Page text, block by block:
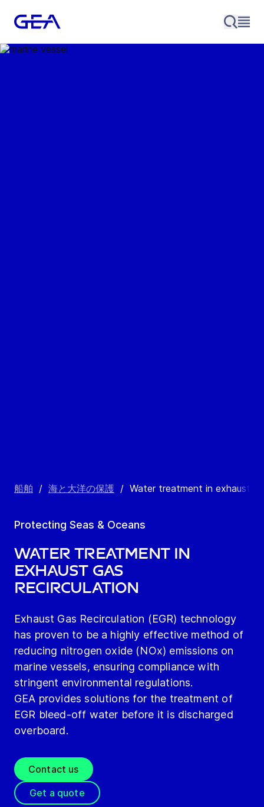
船舶 / 海と大洋の保護 / Water treatment in exhaust
Protecting Seas & Oceans
Water treatment in
exhaust gas
recirculation
Exhaust Gas Recirculation (EGR) technology
has proven to be a highly effective method of
reducing nitrogen oxide (NOx) emissions on
marine vessels, ensuring compliance with
stringent environmental regulations.
GEA provides solutions for the treatment of
EGR bleed-off water before it is discharged
overboard.
Contact us
Get a quote